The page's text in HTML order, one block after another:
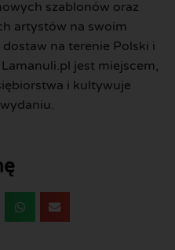
szablonów oraz
artystów na swoim
na terenie Polski i
jest miejscem,
i kultywuje